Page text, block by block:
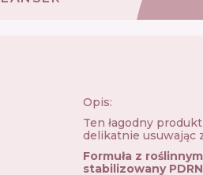
Opis:
Ten łagodny
delikatnie usuwając
Formuła z
stabilizowany PDRN